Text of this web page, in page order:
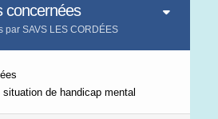
concernées
par SAVS LES CORDÉES
situation de handicap mental